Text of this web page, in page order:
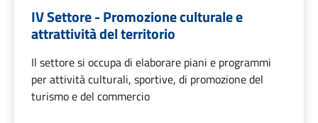
IV Settore - Promozione culturale e
attrattività del territorio
Il settore si occupa di elaborare piani e programmi
per attività culturali, sportive, di promozione del
turismo e del commercio